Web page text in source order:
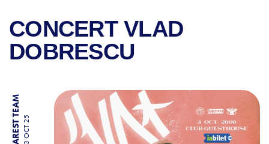
CONCERT VLAD
DOBRESCU
03 OCT 25